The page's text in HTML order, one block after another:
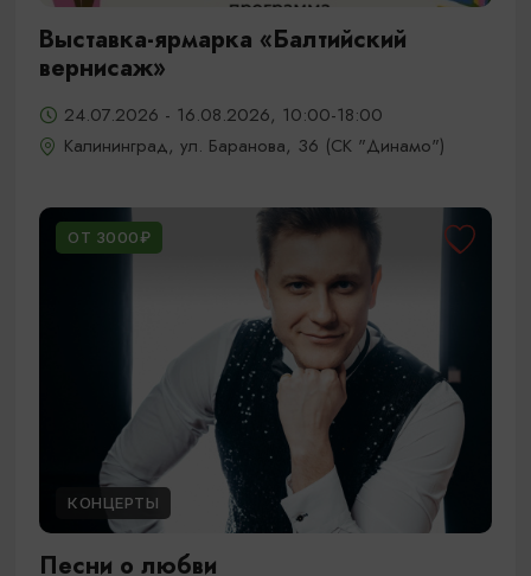
Выставка-ярмарка «Балтийский
вернисаж»
24.07.2026 - 16.08.2026, 10:00-18:00
Калининград, ул. Баранова, 36 (СК "Динамо")
ОТ 3000₽
КОНЦЕРТЫ
Песни о любви